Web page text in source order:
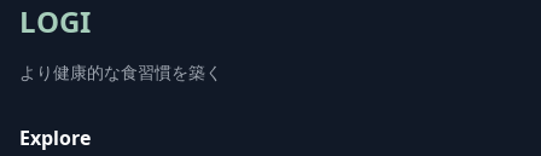
LOGI
より健康的な食習慣を築く
Explore